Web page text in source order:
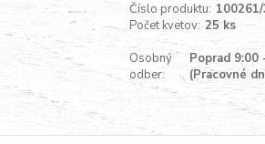
Číslo produktu:
Počet kvetov: 25 ks
Osobný
odber:
Poprad 9:00
(Pracovné